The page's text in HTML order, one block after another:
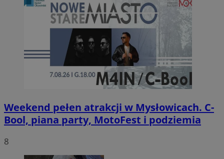
Weekend pełen atrakcji w Mysłowicach. C-
Bool, piana party, MotoFest i podziemia
8